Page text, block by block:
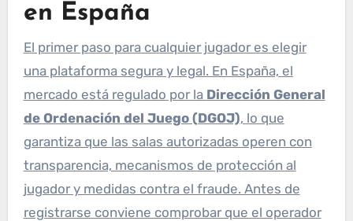
en España
El primer paso para cualquier jugador es elegir
una plataforma segura y legal. En España, el
mercado está regulado por la Dirección General
de Ordenación del Juego (DGOJ), lo que
garantiza que las salas autorizadas operen con
transparencia, mecanismos de protección al
jugador y medidas contra el fraude. Antes de
registrarse conviene comprobar que el operador